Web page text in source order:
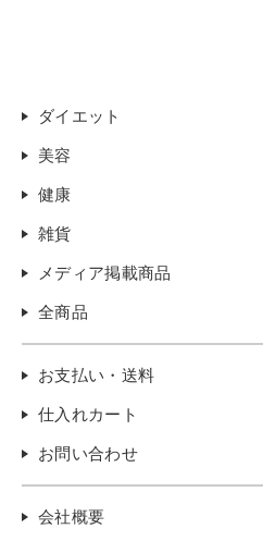
ダイエット
美容
健康
雑貨
メディア掲載商品
全商品
お支払い・送料
仕入れカート
お問い合わせ
会社概要